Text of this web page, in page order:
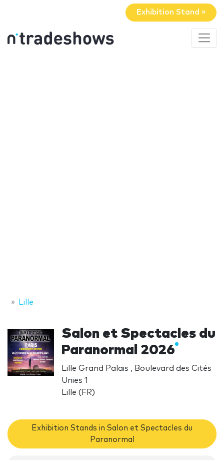
Exhibition Stand »
Lille
Salon et Spectacles du
Paranormal 2026
Lille Grand Palais , Boulevard des Cités
Unies 1
Lille (FR)
Exhibition Stands in Salon et Spectacles du
Paranormal